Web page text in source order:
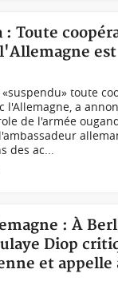
: Toute
est
«suspendu» toute
l'Allemagne, a
de l'armée
des ac...
: À
Diop
et appelle